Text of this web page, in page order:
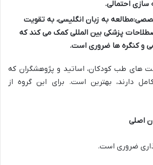
سازی احتمالی.
مطالعه به زبان انگلیسی، به تقویت
پزشکی بین المللی کمک می کند که
و کنگره ها ضروری است.
های طب کودکان، اساتید و پژوهشگران که
دارند، بهترین است. برای این گروه از
اصلی
ضروری است.